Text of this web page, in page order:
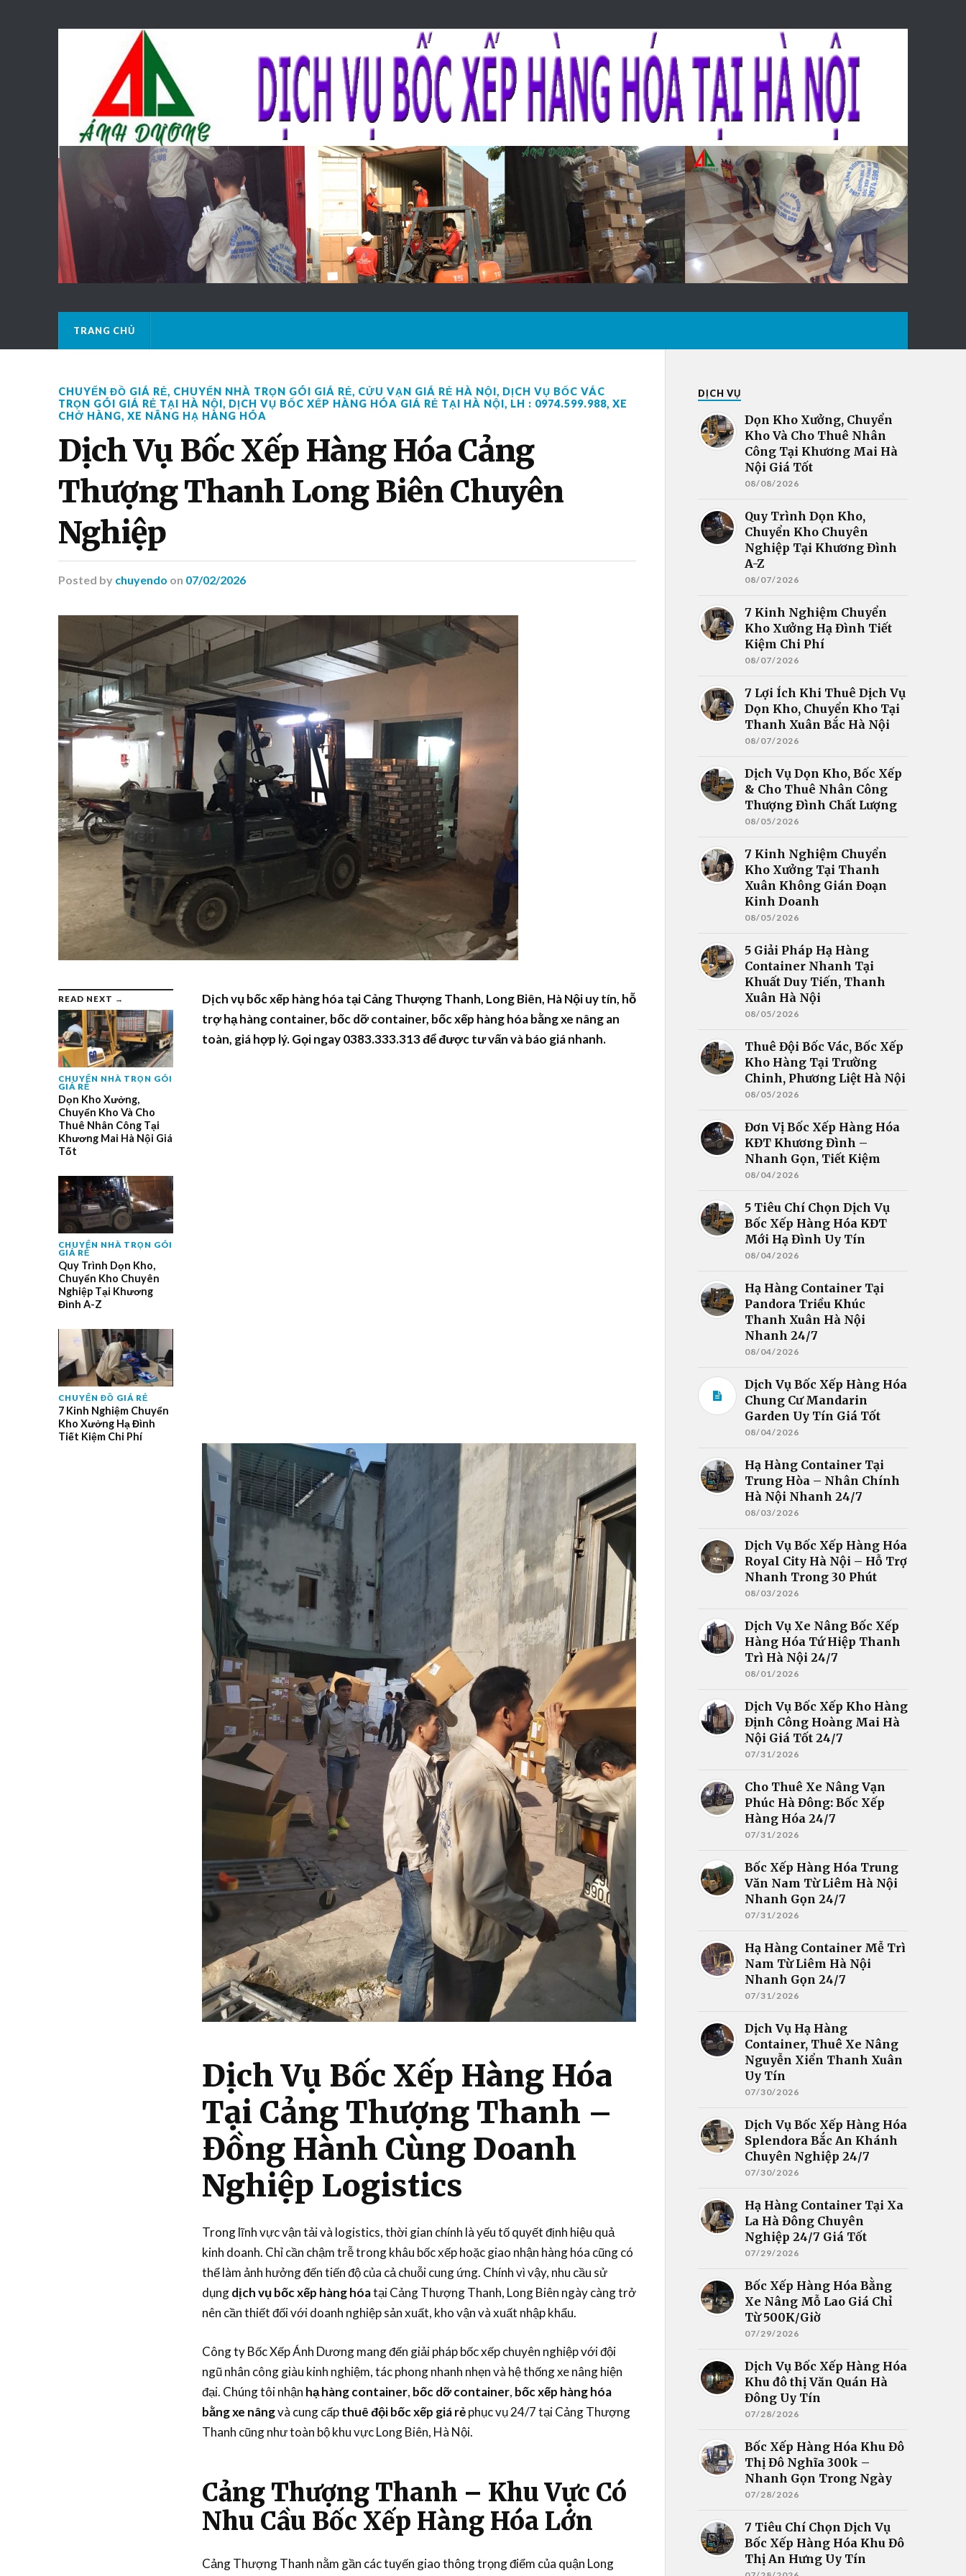
TRANG CHỦ
CHUYỂN ĐỒ GIÁ RẺ, CHUYỂN NHÀ TRỌN GÓI GIÁ RẺ, CỬU VẠN GIÁ RẺ HÀ NỘI, DỊCH VỤ BỐC VÁC
TRỌN GÓI GIÁ RẺ TẠI HÀ NỘI, DỊCH VỤ BỐC XẾP HÀNG HÓA GIÁ RẺ TẠI HÀ NỘI, LH : 0974.599.988, XE
CHỞ HÀNG, XE NÂNG HẠ HÀNG HÓA
Dịch Vụ Bốc Xếp Hàng Hóa Cảng
Thượng Thanh Long Biên Chuyên
Nghiệp
Posted by chuyendo on 07/02/2026
READ NEXT →
CHUYỂN NHÀ TRỌN GÓI
GIÁ RẺ
Dọn Kho Xưởng,
Chuyển Kho Và Cho
Thuê Nhân Công Tại
Khương Mai Hà Nội Giá
Tốt
CHUYỂN NHÀ TRỌN GÓI
GIÁ RẺ
Quy Trình Dọn Kho,
Chuyển Kho Chuyên
Nghiệp Tại Khương
Đình A-Z
CHUYỂN ĐỒ GIÁ RẺ
7 Kinh Nghiệm Chuyển
Kho Xưởng Hạ Đình
Tiết Kiệm Chi Phí
Dịch vụ bốc xếp hàng hóa tại Cảng Thượng Thanh, Long Biên, Hà Nội uy tín, hỗ
trợ hạ hàng container, bốc dỡ container, bốc xếp hàng hóa bằng xe nâng an
toàn, giá hợp lý. Gọi ngay 0383.333.313 để được tư vấn và báo giá nhanh.
Dịch Vụ Bốc Xếp Hàng Hóa
Tại Cảng Thượng Thanh –
Đồng Hành Cùng Doanh
Nghiệp Logistics
Trong lĩnh vực vận tải và logistics, thời gian chính là yếu tố quyết định hiệu quả
kinh doanh. Chỉ cần chậm trễ trong khâu bốc xếp hoặc giao nhận hàng hóa cũng có
thể làm ảnh hưởng đến tiến độ của cả chuỗi cung ứng. Chính vì vậy, nhu cầu sử
dụngdịch vụ bốc xếp hàng hóatại Cảng Thượng Thanh, Long Biên ngày càng trở
nên cần thiết đối với doanh nghiệp sản xuất, kho vận và xuất nhập khẩu.
Công ty Bốc Xếp Ánh Dương mang đến giải pháp bốc xếp chuyên nghiệp với đội
ngũ nhân công giàu kinh nghiệm, tác phong nhanh nhẹn và hệ thống xe nâng hiện
đại. Chúng tôi nhận hạ hàng container, bốc dỡ container, bốc xếp hàng hóa
bằng xe nângvà cung cấpthuê đội bốc xếp giá rẻphục vụ 24/7 tại Cảng Thượng
Thanh cũng như toàn bộ khu vực Long Biên, Hà Nội.
Cảng Thượng Thanh – Khu Vực Có
Nhu Cầu Bốc Xếp Hàng Hóa Lớn
Cảng Thượng Thanh nằm gần các tuyến giao thông trọng điểm của quận Long
DỊCH VỤ
Dọn Kho Xưởng, Chuyển
Kho Và Cho Thuê Nhân
Công Tại Khương Mai Hà
Nội Giá Tốt
08/08/2026
Quy Trình Dọn Kho,
Chuyển Kho Chuyên
Nghiệp Tại Khương Đình
A-Z
08/07/2026
7 Kinh Nghiệm Chuyển
Kho Xưởng Hạ Đình Tiết
Kiệm Chi Phí
08/07/2026
7 Lợi Ích Khi Thuê Dịch Vụ
Dọn Kho, Chuyển Kho Tại
Thanh Xuân Bắc Hà Nội
08/07/2026
Dịch Vụ Dọn Kho, Bốc Xếp
& Cho Thuê Nhân Công
Thượng Đình Chất Lượng
08/05/2026
7 Kinh Nghiệm Chuyển
Kho Xưởng Tại Thanh
Xuân Không Gián Đoạn
Kinh Doanh
08/05/2026
5 Giải Pháp Hạ Hàng
Container Nhanh Tại
Khuất Duy Tiến, Thanh
Xuân Hà Nội
08/05/2026
Thuê Đội Bốc Vác, Bốc Xếp
Kho Hàng Tại Trường
Chinh, Phương Liệt Hà Nội
08/05/2026
Đơn Vị Bốc Xếp Hàng Hóa
KĐT Khương Đình –
Nhanh Gọn, Tiết Kiệm
08/04/2026
5 Tiêu Chí Chọn Dịch Vụ
Bốc Xếp Hàng Hóa KĐT
Mới Hạ Đình Uy Tín
08/04/2026
Hạ Hàng Container Tại
Pandora Triều Khúc
Thanh Xuân Hà Nội
Nhanh 24/7
08/04/2026
Dịch Vụ Bốc Xếp Hàng Hóa
Chung Cư Mandarin
Garden Uy Tín Giá Tốt
08/04/2026
Hạ Hàng Container Tại
Trung Hòa – Nhân Chính
Hà Nội Nhanh 24/7
08/03/2026
Dịch Vụ Bốc Xếp Hàng Hóa
Royal City Hà Nội – Hỗ Trợ
Nhanh Trong 30 Phút
08/03/2026
Dịch Vụ Xe Nâng Bốc Xếp
Hàng Hóa Tứ Hiệp Thanh
Trì Hà Nội 24/7
08/01/2026
Dịch Vụ Bốc Xếp Kho Hàng
Định Công Hoàng Mai Hà
Nội Giá Tốt 24/7
07/31/2026
Cho Thuê Xe Nâng Vạn
Phúc Hà Đông: Bốc Xếp
Hàng Hóa 24/7
07/31/2026
Bốc Xếp Hàng Hóa Trung
Văn Nam Từ Liêm Hà Nội
Nhanh Gọn 24/7
07/31/2026
Hạ Hàng Container Mễ Trì
Nam Từ Liêm Hà Nội
Nhanh Gọn 24/7
07/31/2026
Dịch Vụ Hạ Hàng
Container, Thuê Xe Nâng
Nguyễn Xiển Thanh Xuân
Uy Tín
07/30/2026
Dịch Vụ Bốc Xếp Hàng Hóa
Splendora Bắc An Khánh
Chuyên Nghiệp 24/7
07/30/2026
Hạ Hàng Container Tại Xa
La Hà Đông Chuyên
Nghiệp 24/7 Giá Tốt
07/29/2026
Bốc Xếp Hàng Hóa Bằng
Xe Nâng Mỗ Lao Giá Chỉ
Từ 500K/Giờ
07/29/2026
Dịch Vụ Bốc Xếp Hàng Hóa
Khu đô thị Văn Quán Hà
Đông Uy Tín
07/28/2026
Bốc Xếp Hàng Hóa Khu Đô
Thị Đô Nghĩa 300k –
Nhanh Gọn Trong Ngày
07/28/2026
7 Tiêu Chí Chọn Dịch Vụ
Bốc Xếp Hàng Hóa Khu Đô
Thị An Hưng Uy Tín